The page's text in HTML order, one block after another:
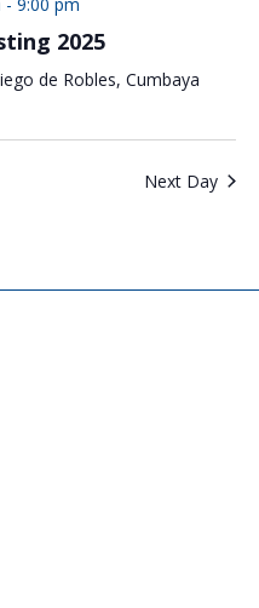
2025
de Robles, Cumbaya
Next Day